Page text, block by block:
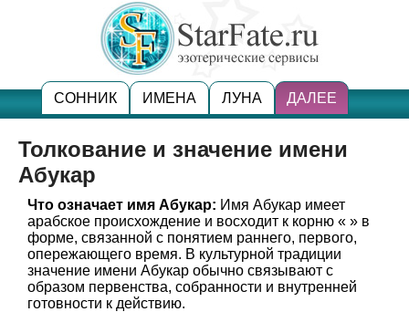
СОННИК ИМЕНА ЛУНА ДАЛЕЕ
Толкование и значение имени
Абукар
Что означает имя Абукар: Имя Абукар имеет
арабское происхождение и восходит к корню « » в
форме, связанной с понятием раннего, первого,
опережающего время. В культурной традиции
значение имени Абукар обычно связывают с
образом первенства, собранности и внутренней
готовности к действию.